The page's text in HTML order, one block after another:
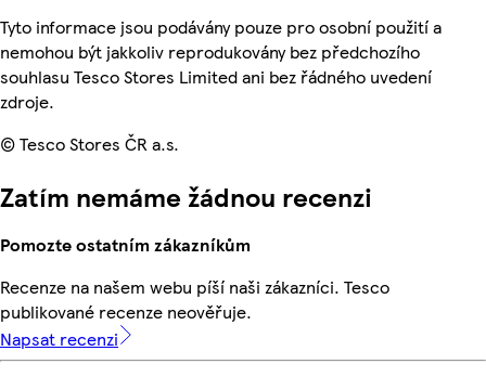
Tyto informace jsou podávány pouze pro osobní použití a
nemohou být jakkoliv reprodukovány bez předchozího
souhlasu Tesco Stores Limited ani bez řádného uvedení
zdroje.
© Tesco Stores ČR a.s.
Zatím nemáme žádnou recenzi
Pomozte ostatním zákazníkům
Recenze na našem webu píší naši zákazníci. Tesco
publikované recenze neověřuje.
Napsat recenzi